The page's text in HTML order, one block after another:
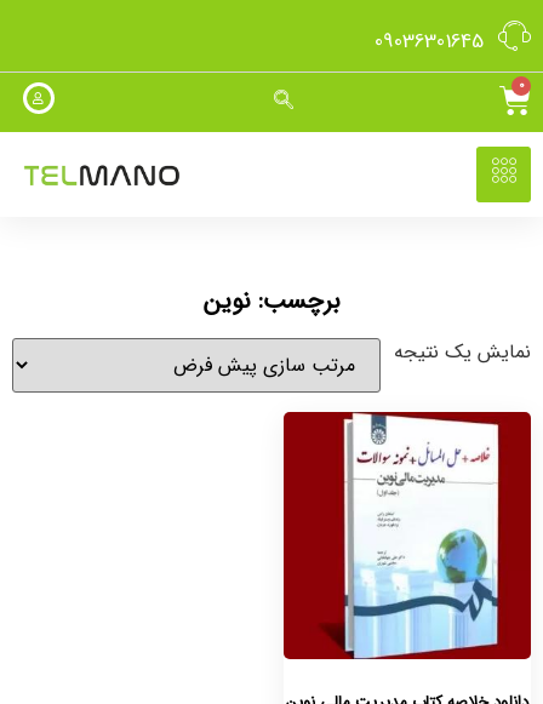
09036301645
0
برچسب: نوین
نمایش یک نتیجه